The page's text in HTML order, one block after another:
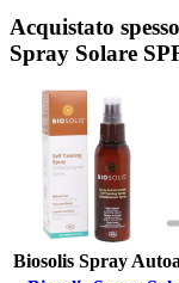
Acquistato
Spray Solare
Biosolis Spray